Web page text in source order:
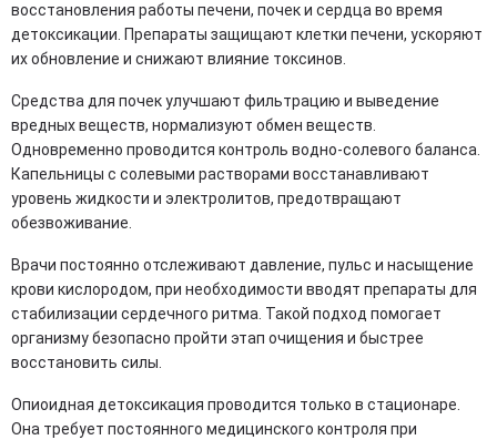
восстановления работы печени, почек и сердца во время
детоксикации. Препараты защищают клетки печени, ускоряют
их обновление и снижают влияние токсинов.
Средства для почек улучшают фильтрацию и выведение
вредных веществ, нормализуют обмен веществ.
Одновременно проводится контроль водно-солевого баланса.
Капельницы с солевыми растворами восстанавливают
уровень жидкости и электролитов, предотвращают
обезвоживание.
Врачи постоянно отслеживают давление, пульс и насыщение
крови кислородом, при необходимости вводят препараты для
стабилизации сердечного ритма. Такой подход помогает
организму безопасно пройти этап очищения и быстрее
восстановить силы.
Опиоидная детоксикация проводится только в стационаре.
Она требует постоянного медицинского контроля при